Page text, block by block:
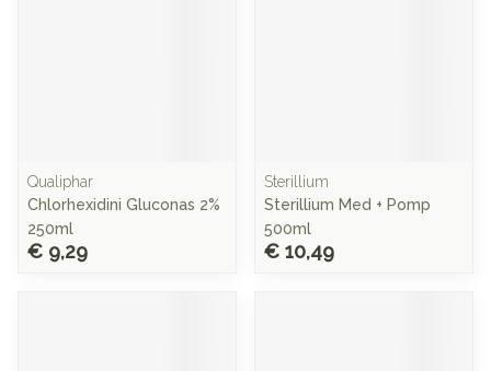
Qualiphar
Chlorhexidini Gluconas 2%
250ml
€ 9,29
Sterillium
Sterillium Med + Pomp
500ml
€ 10,49